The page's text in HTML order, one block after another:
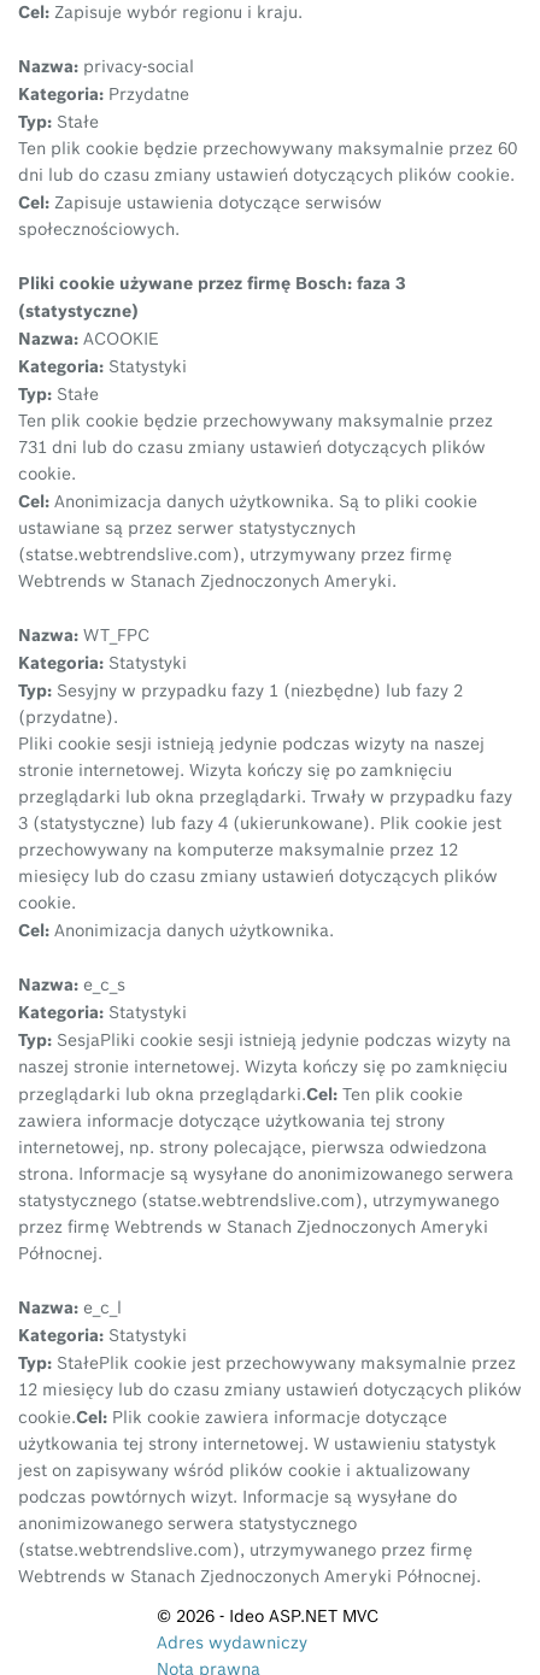
Cel: Zapisuje wybór regionu i kraju.
Nazwa: privacy-social
Kategoria: Przydatne
Typ: Stałe
Ten plik cookie będzie przechowywany maksymalnie przez 60
dni lub do czasu zmiany ustawień dotyczących plików cookie.
Cel: Zapisuje ustawienia dotyczące serwisów
społecznościowych.
Pliki cookie używane przez firmę Bosch: faza 3
(statystyczne)
Nazwa: ACOOKIE
Kategoria: Statystyki
Typ: Stałe
Ten plik cookie będzie przechowywany maksymalnie przez
731 dni lub do czasu zmiany ustawień dotyczących plików
cookie.
Cel: Anonimizacja danych użytkownika. Są to pliki cookie
ustawiane są przez serwer statystycznych
(statse.webtrendslive.com), utrzymywany przez firmę
Webtrends w Stanach Zjednoczonych Ameryki.
Nazwa: WT_FPC
Kategoria: Statystyki
Typ: Sesyjny w przypadku fazy 1 (niezbędne) lub fazy 2
(przydatne).
Pliki cookie sesji istnieją jedynie podczas wizyty na naszej
stronie internetowej. Wizyta kończy się po zamknięciu
przeglądarki lub okna przeglądarki. Trwały w przypadku fazy
3 (statystyczne) lub fazy 4 (ukierunkowane). Plik cookie jest
przechowywany na komputerze maksymalnie przez 12
miesięcy lub do czasu zmiany ustawień dotyczących plików
cookie.
Cel: Anonimizacja danych użytkownika.
Nazwa: e_c_s
Kategoria: Statystyki
Typ: SesjaPliki cookie sesji istnieją jedynie podczas wizyty na
naszej stronie internetowej. Wizyta kończy się po zamknięciu
przeglądarki lub okna przeglądarki.Cel: Ten plik cookie
zawiera informacje dotyczące użytkowania tej strony
internetowej, np. strony polecające, pierwsza odwiedzona
strona. Informacje są wysyłane do anonimizowanego serwera
statystycznego (statse.webtrendslive.com), utrzymywanego
przez firmę Webtrends w Stanach Zjednoczonych Ameryki
Północnej.
Nazwa: e_c_l
Kategoria: Statystyki
Typ: StałePlik cookie jest przechowywany maksymalnie przez
12 miesięcy lub do czasu zmiany ustawień dotyczących plików
cookie.Cel: Plik cookie zawiera informacje dotyczące
użytkowania tej strony internetowej. W ustawieniu statystyk
jest on zapisywany wśród plików cookie i aktualizowany
podczas powtórnych wizyt. Informacje są wysyłane do
anonimizowanego serwera statystycznego
(statse.webtrendslive.com), utrzymywanego przez firmę
Webtrends w Stanach Zjednoczonych Ameryki Północnej.
© 2026 - Ideo ASP.NET MVC
Adres wydawniczy
Nota prawna